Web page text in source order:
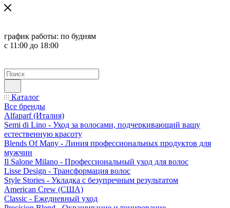
график работы: по будням
с 11:00 до 18:00
Каталог
Все бренды
Alfaparf (Италия)
Semi di Lino - Уход за волосами, подчеркивающий вашу
естественную красоту
Blends Of Many - Линия профессиональных продуктов для
мужчин
Il Salone Milano - Профессиональный уход для волос
Lisse Design - Трансформация волос
Style Stories - Укладка с безупречным результатом
American Crew (США)
Classic - Ежедневный уход